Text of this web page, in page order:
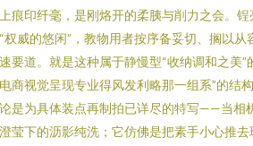
痕印纤毫，是刚烙开的柔胰与削力之会。
权威的悠闲”，教物用者按序备妥切、搁以
要道。就是这种属于静慢型“收纳调和之美
商视觉呈现专业得风发利略那一组系”的结
是为具体装点再制拍已详尽的特写——当相
莹下的沥影纯洗；它仿佛是把素手小心推